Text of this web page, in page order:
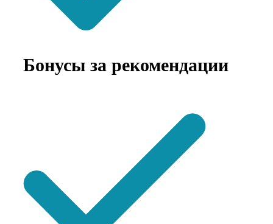
Бонусы за рекомендации